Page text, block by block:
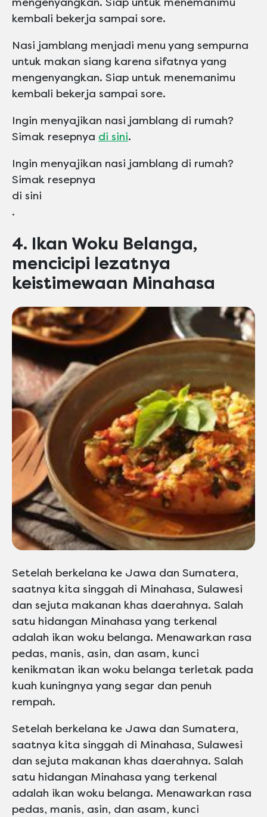
kembali bekerja sampai sore.
Nasi jamblang menjadi menu yang sempurna
untuk makan siang karena sifatnya yang
mengenyangkan. Siap untuk menemanimu
kembali bekerja sampai sore.
Ingin menyajikan nasi jamblang di rumah?
Simak resepnya di sini.
Ingin menyajikan nasi jamblang di rumah?
Simak resepnya
di sini
.
4. Ikan Woku Belanga,
mencicipi lezatnya
keistimewaan Minahasa
Setelah berkelana ke Jawa dan Sumatera,
saatnya kita singgah di Minahasa, Sulawesi
dan sejuta makanan khas daerahnya. Salah
satu hidangan Minahasa yang terkenal
adalah ikan woku belanga. Menawarkan rasa
pedas, manis, asin, dan asam, kunci
kenikmatan ikan woku belanga terletak pada
kuah kuningnya yang segar dan penuh
rempah.
Setelah berkelana ke Jawa dan Sumatera,
saatnya kita singgah di Minahasa, Sulawesi
dan sejuta makanan khas daerahnya. Salah
satu hidangan Minahasa yang terkenal
adalah ikan woku belanga. Menawarkan rasa
pedas, manis, asin, dan asam, kunci